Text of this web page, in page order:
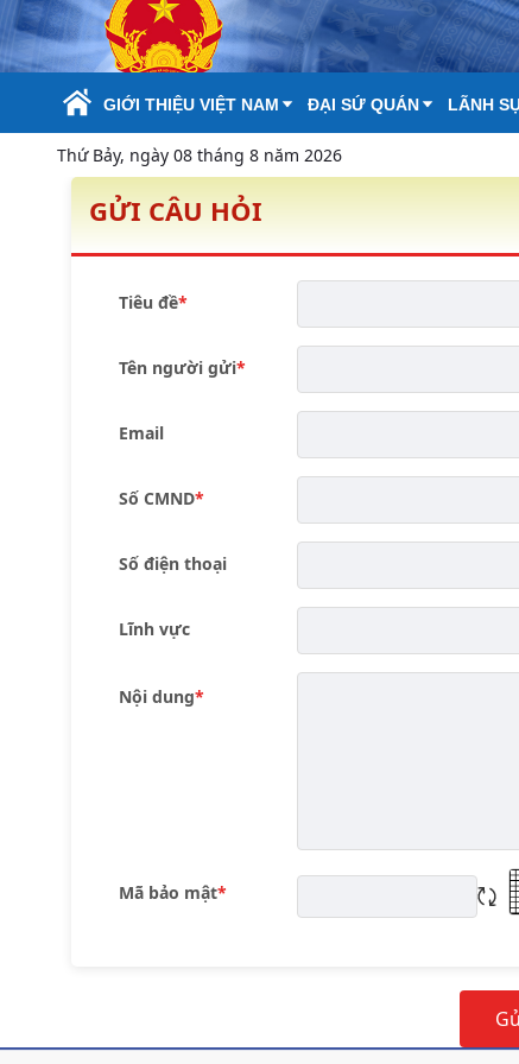
Skip to Main Content
GIỚI THIỆU VIỆT NAM ĐẠI SỨ QUÁN LÃNH
Thứ Bảy, ngày 08 tháng 8 năm 2026
GỬI CÂU HỎI
Tiêu đề
Tên người gửi
Email
Số CMND
Số điện thoại
Lĩnh vực
Nội dung
Mã bảo mật